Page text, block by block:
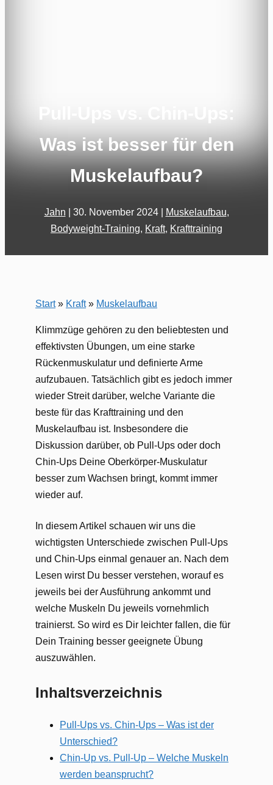
Was ist besser für den
Muskelaufbau?
Jahn 30. November 2024| Muskelaufbau,
Bodyweight-Training, Kraft, Krafttraining
Start» Kraft» Muskelaufbau
Klimmzüge gehören zu den beliebtesten und
effektivsten Übungen, um eine starke
Rückenmuskulatur und definierte Arme
aufzubauen. Tatsächlich gibt es jedoch immer
wieder Streit darüber, welche Variante die
beste für das Krafttraining und den
Muskelaufbau ist. Insbesondere die
Diskussion darüber, ob Pull-Ups oder doch
Chin-Ups Deine Oberkörper-Muskulatur
besser zum Wachsen bringt, kommt immer
wieder auf.
In diesem Artikel schauen wir uns die
wichtigsten Unterschiede zwischen Pull-Ups
und Chin-Ups einmal genauer an. Nach dem
Lesen wirst Du besser verstehen, worauf es
jeweils bei der Ausführung ankommt und
welche Muskeln Du jeweils vornehmlich
trainierst. So wird es Dir leichter fallen, die für
Dein Training besser geeignete Übung
auszuwählen.
Inhaltsverzeichnis
Pull-Ups vs. Chin-Ups – Was ist der
Unterschied?
Chin-Up vs. Pull-Up – Welche Muskeln
werden beansprucht?